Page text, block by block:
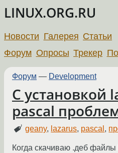
LINUX.ORG.RU
Новости Галерея Статьи
Форум Опросы Трекер
Форум — Development
C установкой
pascal
geany, lazarus, pascal ,
Когда скачиваю .деб файлы